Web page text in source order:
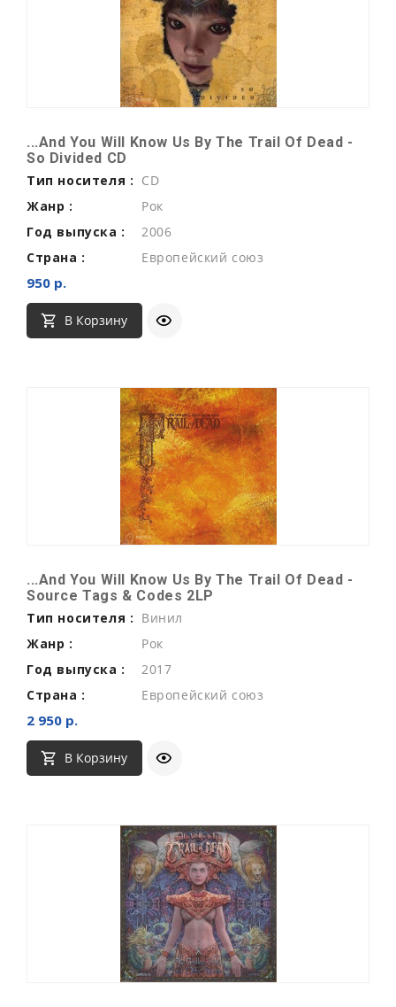
...And You Will Know Us By The Trail Of Dead -
So Divided CD
Тип носителя : CD
Жанр :
Рок
Год выпуска :
2006
Страна :
Европейский союз
950 р.
В Корзину
...And You Will Know Us By The Trail Of Dead -
Source Tags & Codes 2LP
Тип носителя : Винил
Жанр :
Рок
Год выпуска :
2017
Страна :
Европейский союз
2 950 р.
В Корзину